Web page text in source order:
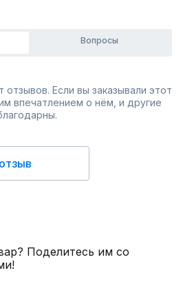
Вопросы
отзывов. Если вы заказывали этот
впечатлением о нём, и другие
Поделитесь им со